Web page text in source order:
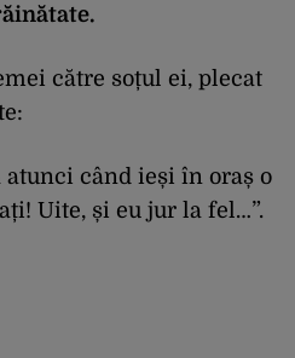
către soțul ei, plecat
atunci când ieși în oraș o
Uite, și eu jur la fel…”.